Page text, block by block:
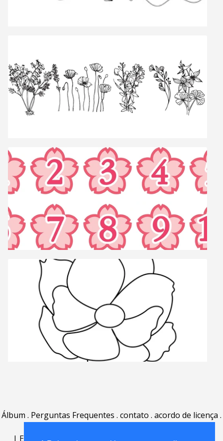
Álbum . Perguntas Frequentes . contato . acordo de licença .
| English | Deutsch Español Português